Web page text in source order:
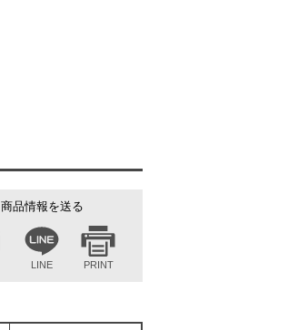
商品情報を送る
LINE PRINT